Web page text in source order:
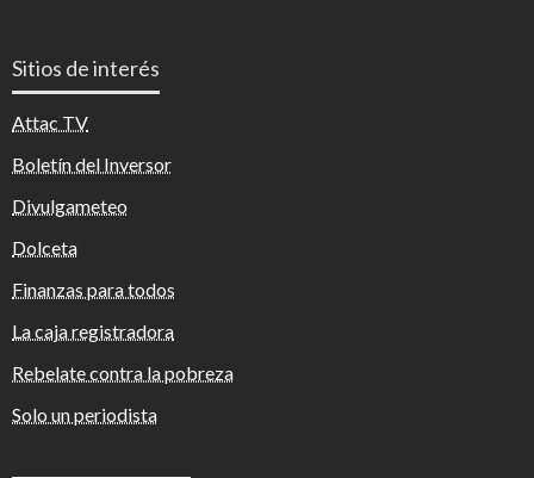
Sitios de interés
Attac TV
Boletín del Inversor
Divulgameteo
Dolceta
Finanzas para todos
La caja registradora
Rebelate contra la pobreza
Solo un periodista